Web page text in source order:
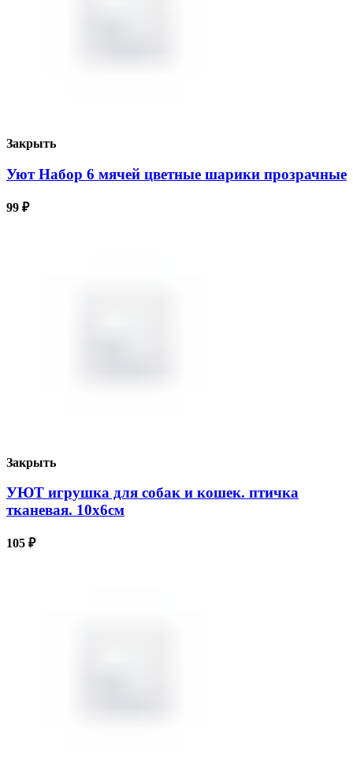
Закрыть
Уют Набор 6 мячей цветные шарики прозрачные
99 ₽
Закрыть
УЮТ игрушка для собак и кошек. птичка
тканевая. 10х6см
105 ₽